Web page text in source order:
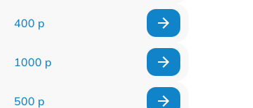
400 р
1000 р
500 р